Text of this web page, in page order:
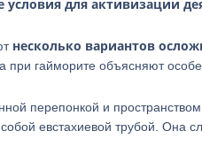
условия для активизации
несколько вариантов
гайморите объясняют
перепонкой и
евстахиевой трубой. Она